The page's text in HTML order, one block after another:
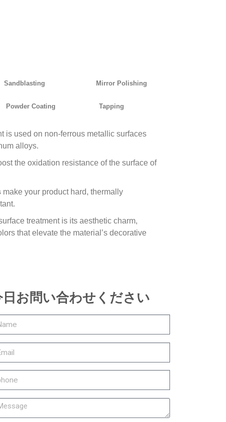
Sandblasting Mirror Polishing
Powder Coating Tapping
is used on non-ferrous metallic surfaces
alloys.
the oxidation resistance of the surface of
make your product hard, thermally
treatment is its aesthetic charm,
that elevate the material’s decorative
日お問い合わせください